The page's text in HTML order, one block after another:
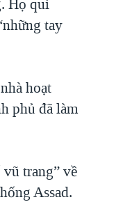
Họ qui
tay
hoạt
phủ đã làm
trang” về
Assad.